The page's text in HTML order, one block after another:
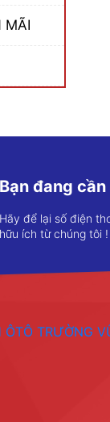
MÃI
Bạn đang
Hãy để lại số điện
hữu ích từ chúng tôi !